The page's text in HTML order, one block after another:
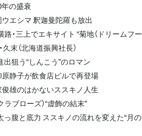
年の盛衰
ウエシマ 釈迦曼陀羅も放出
・三上でエキサイト “菊地（ドリームフー
久末（北海道振興社長）
出狙う“しんこう”のロマン
静子が飲食店ビルで再登場
俊雄のはかないススキノ人生
ラブローズ）“虚飾の結末”
っ腹と底力 ススキノの流れを変えた“月の